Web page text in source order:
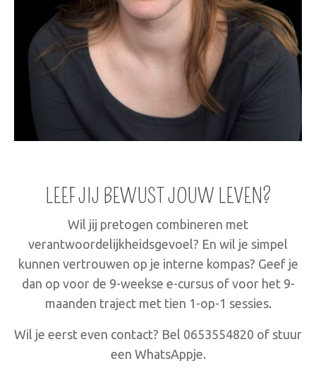
LEEF JIJ BEWUST JOUW LEVEN?
Wil jij pretogen combineren met
verantwoordelijkheidsgevoel? En wil je simpel
kunnen vertrouwen op je interne kompas? Geef je
dan op voor de 9-weekse e-cursus of voor het 9-
maanden traject met tien 1-op-1 sessies.
Wil je eerst even contact? Bel 0653554820 of stuur
een WhatsAppje.